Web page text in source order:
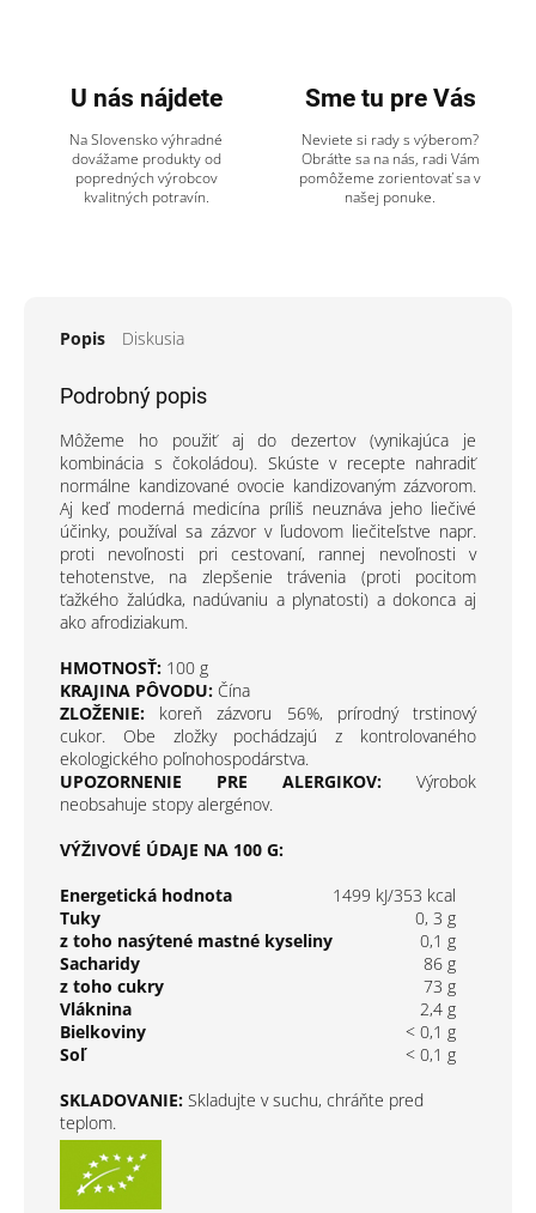
U nás nájdete
Na Slovensko výhradné
dovážame produkty od
popredných výrobcov
kvalitných potravín.
Sme tu pre Vás
Neviete si rady s výberom?
Obráťte sa na nás, radi Vám
pomôžeme zorientovať sa v
našej ponuke.
Popis Diskusia
Podrobný popis
Môžeme ho použiť aj do dezertov (vynikajúca je
kombinácia s čokoládou). Skúste v recepte nahradiť
normálne kandizované ovocie kandizovaným zázvorom.
Aj keď moderná medicína príliš neuznáva jeho liečivé
účinky, používal sa zázvor v ľudovom liečiteľstve napr.
proti nevoľnosti pri cestovaní, rannej nevoľnosti v
tehotenstve, na zlepšenie trávenia (proti pocitom
ťažkého žalúdka, nadúvaniu a plynatosti) a dokonca aj
ako afrodiziakum.
HMOTNOSŤ: 100 g
KRAJINA PÔVODU: Čína
ZLOŽENIE: koreň zázvoru 56%, prírodný trstinový
cukor. Obe zložky pochádzajú z kontrolovaného
ekologického poľnohospodárstva.
UPOZORNENIE PRE ALERGIKOV: Výrobok
neobsahuje stopy alergénov.
VÝŽIVOVÉ ÚDAJE NA 100 G:
Energetická hodnota
1499 kJ/353 kcal
Tuky
0, 3 g
z toho nasýtené mastné kyseliny
0,1 g
Sacharidy
86 g
z toho cukry
73 g
Vláknina
2,4 g
Bielkoviny
< 0,1 g
Soľ
< 0,1 g
SKLADOVANIE: Skladujte v suchu, chráňte pred
teplom.